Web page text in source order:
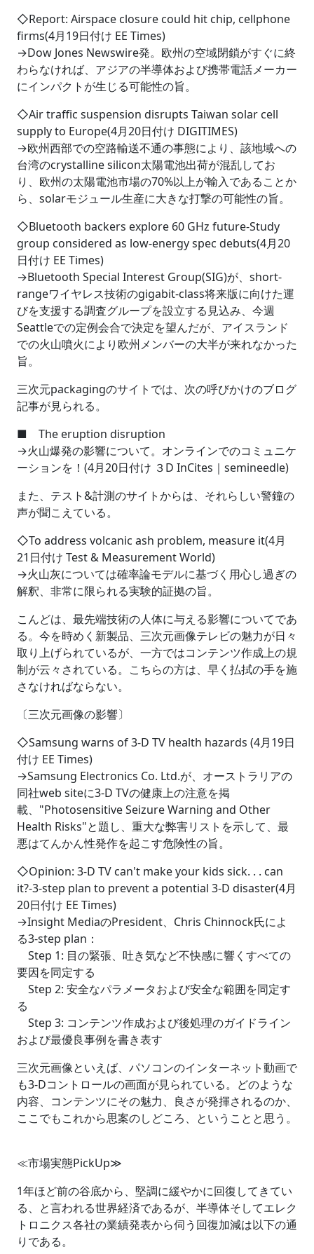
◇Report: Airspace closure could hit chip, cellphone
firms(4月19日付け EE Times)
→Dow Jones Newswire発。欧州の空域閉鎖がすぐに終
わらなければ、アジアの半導体および携帯電話メーカー
にインパクトが生じる可能性の旨。
◇Air traffic suspension disrupts Taiwan solar cell
supply to Europe(4月20日付け DIGITIMES)
→欧州西部での空路輸送不通の事態により、該地域への
台湾のcrystalline silicon太陽電池出荷が混乱してお
り、欧州の太陽電池市場の70%以上が輸入であることか
ら、solarモジュール生産に大きな打撃の可能性の旨。
◇Bluetooth backers explore 60 GHz future-Study
group considered as low-energy spec debuts(4月20
日付け EE Times)
→Bluetooth Special Interest Group(SIG)が、short-
rangeワイヤレス技術のgigabit-class将来版に向けた運
びを支援する調査グループを設立する見込み、今週
Seattleでの定例会合で決定を望んだが、アイスランド
での火山噴火により欧州メンバーの大半が来れなかった
旨。
三次元packagingのサイトでは、次の呼びかけのブログ
記事が見られる。
■ The eruption disruption
→火山爆発の影響について。オンラインでのコミュニケ
ーションを！(4月20日付け ３D InCites｜semineedle)
また、テスト&計測のサイトからは、それらしい警鐘の
声が聞こえている。
◇To address volcanic ash problem, measure it(4月
21日付け Test & Measurement World)
→火山灰については確率論モデルに基づく用心し過ぎの
解釈、非常に限られる実験的証拠の旨。
こんどは、最先端技術の人体に与える影響についてであ
る。今を時めく新製品、三次元画像テレビの魅力が日々
取り上げられているが、一方ではコンテンツ作成上の規
制が云々されている。こちらの方は、早く払拭の手を施
さなければならない。
〔三次元画像の影響〕
◇Samsung warns of 3-D TV health hazards (4月19日
付け EE Times)
→Samsung Electronics Co. Ltd.が、オーストラリアの
同社web siteに3-D TVの健康上の注意を掲
載、"Photosensitive Seizure Warning and Other
Health Risks"と題し、重大な弊害リストを示して、最
悪はてんかん性発作を起こす危険性の旨。
◇Opinion: 3-D TV can't make your kids sick. . . can
it?-3-step plan to prevent a potential 3-D disaster(4月
20日付け EE Times)
→Insight MediaのPresident、Chris Chinnock氏によ
る3-step plan：
Step 1: 目の緊張、吐き気など不快感に響くすべての
要因を同定する
Step 2: 安全なパラメータおよび安全な範囲を同定す
る
Step 3: コンテンツ作成および後処理のガイドライン
および最優良事例を書き表す
三次元画像といえば、パソコンのインターネット動画で
も3-Dコントロールの画面が見られている。どのような
内容、コンテンツにその魅力、良さが発揮されるのか、
ここでもこれから思案のしどころ、ということと思う。
≪市場実態PickUp≫
1年ほど前の谷底から、堅調に緩やかに回復してきてい
る、と言われる世界経済であるが、半導体そしてエレク
トロニクス各社の業績発表から伺う回復加減は以下の通
りである。